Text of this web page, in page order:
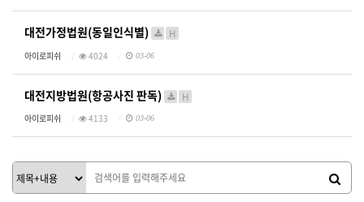
대전가정법원(동일인식별) H
아이로피쉬 4024 03-06
대전지방법원(항공사진 판독) H
아이로피쉬 4133 03-06